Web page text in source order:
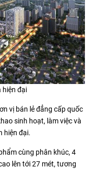
hiện đại
vị bán lẻ đẳng cấp quốc
sinh hoạt, làm việc và
hiện đại.
cùng phân khúc, 4
lên tới 27 mét, tương